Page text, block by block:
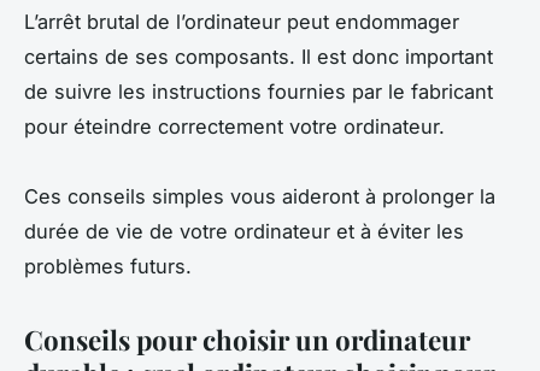
L’arrêt brutal de l’ordinateur peut endommager
certains de ses composants. Il est donc important
de suivre les instructions fournies par le fabricant
pour éteindre correctement votre ordinateur.
Ces conseils simples vous aideront à prolonger la
durée de vie de votre ordinateur et à éviter les
problèmes futurs.
Conseils pour choisir un ordinateur